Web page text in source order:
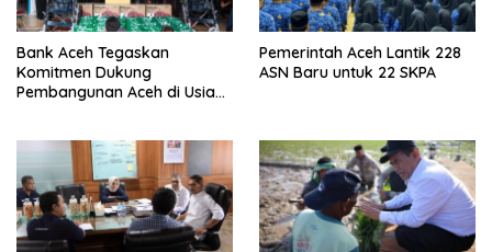
Bank Aceh Tegaskan
Komitmen Dukung
Pembangunan Aceh di Usia
Pemerintah Aceh Lantik 228
ASN Baru untuk 22 SKPA